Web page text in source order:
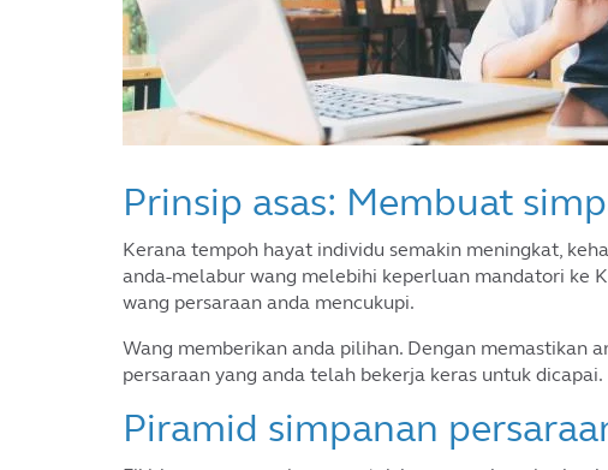
Prinsip asas: Membuat
Kerana tempoh hayat individu semakin meningkat,
anda-melabur wang melebihi keperluan mandatori ke
wang persaraan anda mencukupi.
Wang memberikan anda pilihan. Dengan memastikan
persaraan yang anda telah bekerja keras untuk dicapai.
Piramid simpanan